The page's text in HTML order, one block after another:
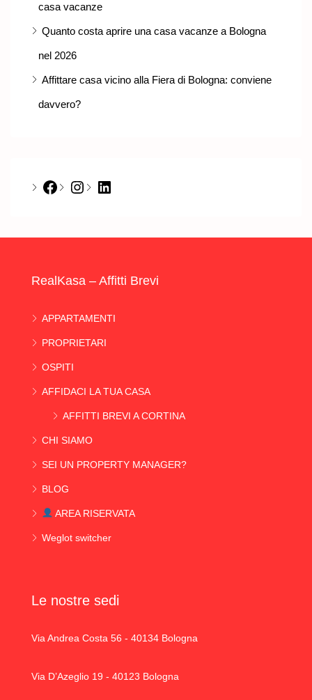
casa vacanze
Quanto costa aprire una casa vacanze a Bologna
nel 2026
Affittare casa vicino alla Fiera di Bologna: conviene
davvero?
Facebook
Instagram
LinkedIn
RealKasa – Affitti Brevi
APPARTAMENTI
PROPRIETARI
OSPITI
AFFIDACI LA TUA CASA
AFFITTI BREVI A CORTINA
CHI SIAMO
SEI UN PROPERTY MANAGER?
BLOG
AREA RISERVATA
Weglot switcher
Le nostre sedi
Via Andrea Costa 56 - 40134 Bologna
Via D’Azeglio 19 - 40123 Bologna